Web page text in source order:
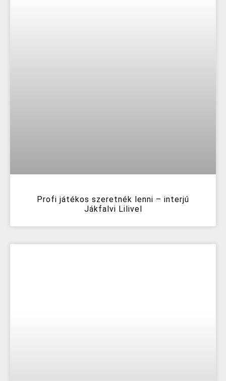
Profi játékos szeretnék lenni – interjú
Jákfalvi Lilivel